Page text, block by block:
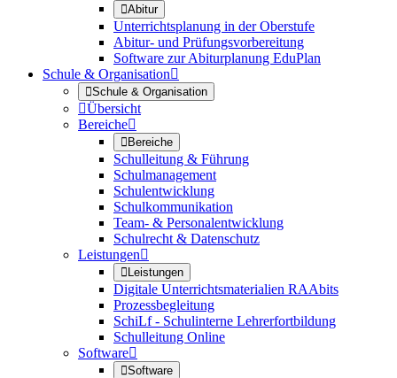
Abitur
Unterrichtsplanung in der Oberstufe
Abitur- und Prüfungsvorbereitung
Software zur Abiturplanung EduPlan
Schule & Organisation
Schule & Organisation
Übersicht
Bereiche
Bereiche
Schulleitung & Führung
Schulmanagement
Schulentwicklung
Schulkommunikation
Team- & Personalentwicklung
Schulrecht & Datenschutz
Leistungen
Leistungen
Digitale Unterrichtsmaterialien RAAbits
Prozessbegleitung
SchiLf - Schulinterne Lehrerfortbildung
Schulleitung Online
Software
Software